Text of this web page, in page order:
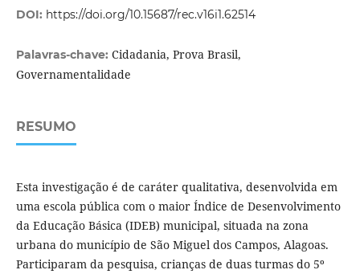
DOI: https://doi.org/10.15687/rec.v16i1.62514
Palavras-chave: Cidadania, Prova Brasil,
Governamentalidade
RESUMO
Esta investigação é de caráter qualitativa, desenvolvida em
uma escola pública com o maior Índice de Desenvolvimento
da Educação Básica (IDEB) municipal, situada na zona
urbana do município de São Miguel dos Campos, Alagoas.
Participaram da pesquisa, crianças de duas turmas do 5º